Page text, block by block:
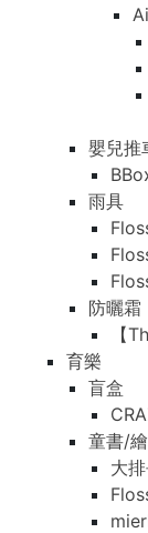
嬰兒推
雨具
防曬霜
【
育樂
盲盒
童書/
大